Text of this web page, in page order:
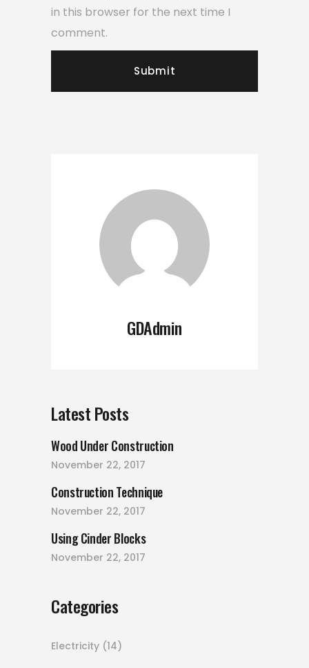
in this browser for the next time I
comment.
GDAdmin
Latest Posts
Wood Under Construction
November 22, 2017
Construction Technique
November 22, 2017
Using Cinder Blocks
November 22, 2017
Categories
Electricity (14)